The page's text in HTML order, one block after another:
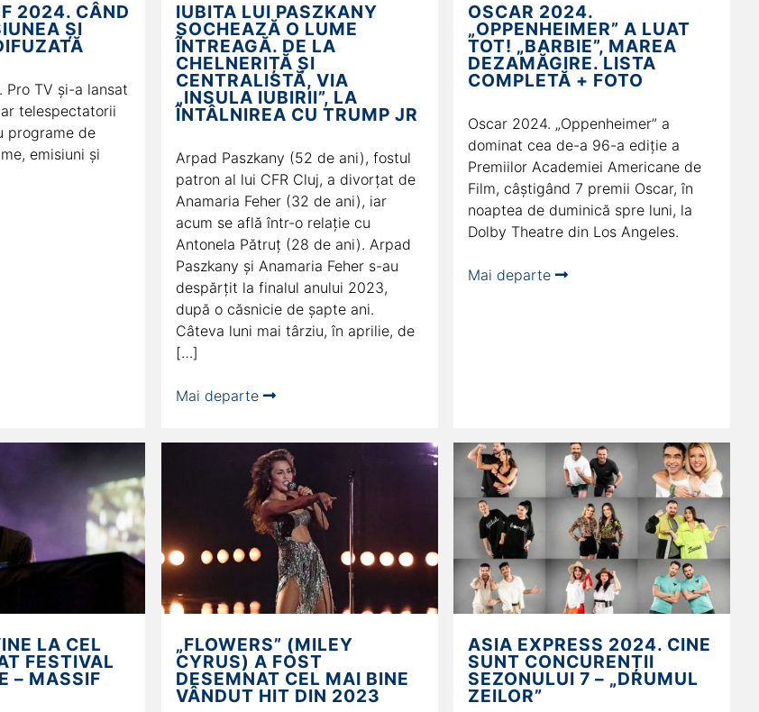
2024. CÂND
ȘI
Pro TV și-a lansat
telespectatorii
programe de
emisiuni și
IUBITA LUI PASZKANY
ȘOCHEAZĂ O LUME
ÎNTREAGĂ. DE LA
CHELNERIȚĂ ȘI
CENTRALISTĂ, VIA
„INSULA IUBIRII”, LA
ÎNTÂLNIREA CU TRUMP JR
Arpad Paszkany (52 de ani), fostul
patron al lui CFR Cluj, a divorțat de
Anamaria Feher (32 de ani), iar
acum se află într-o relație cu
Antonela Pătruț (28 de ani). Arpad
Paszkany și Anamaria Feher s-au
despărțit la finalul anului 2023,
după o căsnicie de șapte ani.
Câteva luni mai târziu, în aprilie, de
[…]
Mai departe
OSCAR 2024.
„OPPENHEIMER” A LUAT
TOT! „BARBIE”, MAREA
DEZAMĂGIRE. LISTA
COMPLETĂ + FOTO
Oscar 2024. „Oppenheimer” a
dominat cea de-a 96-a ediție a
Premiilor Academiei Americane de
Film, câștigând 7 premii Oscar, în
noaptea de duminică spre luni, la
Dolby Theatre din Los Angeles.
Mai departe
LA CEL
FESTIVAL
– MASSIF
„FLOWERS” (MILEY
CYRUS) A FOST
DESEMNAT CEL MAI BINE
VÂNDUT HIT DIN 2023
ASIA EXPRESS 2024. CINE
SUNT CONCURENȚII
SEZONULUI 7 – „DRUMUL
ZEILOR”